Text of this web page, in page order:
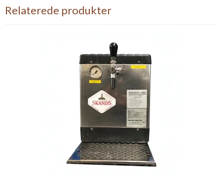
Relaterede produkter